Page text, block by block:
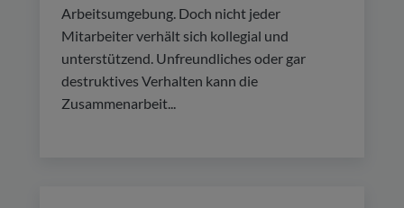
Arbeitsumgebung. Doch nicht jeder
Mitarbeiter verhält sich kollegial und
unterstützend. Unfreundliches oder gar
destruktives Verhalten kann die
Zusammenarbeit...